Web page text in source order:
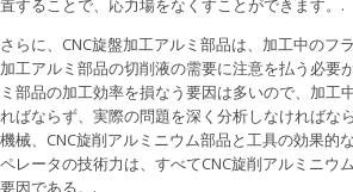
置することで、応力場をなくすことができます。.
さらに、CNC旋盤加工アルミ部品は、加工中のフ
加工アルミ部品の切削液の需要に注意を払う必要
ミ部品の加工効率を損なう要因は多いので、加工
ればならず、実際の問題を深く分析しなければな
機械、CNC旋削アルミニウム部品と工具の効果的
ペレータの技術力は、すべてCNC旋削アルミニウ
要因である。.